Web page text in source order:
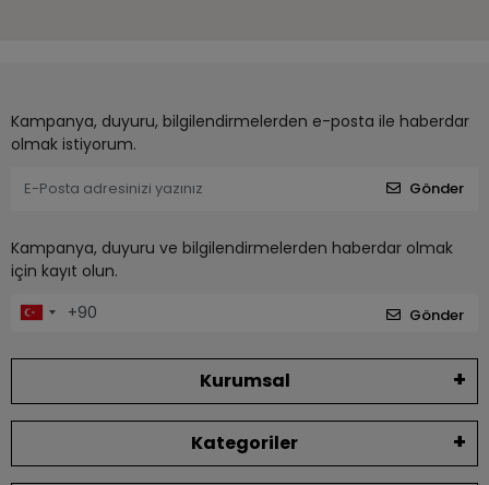
Kampanya, duyuru, bilgilendirmelerden e-posta ile haberdar
olmak istiyorum.
Gönder
Kampanya, duyuru ve bilgilendirmelerden haberdar olmak
için kayıt olun.
Gönder
Kurumsal
Kategoriler